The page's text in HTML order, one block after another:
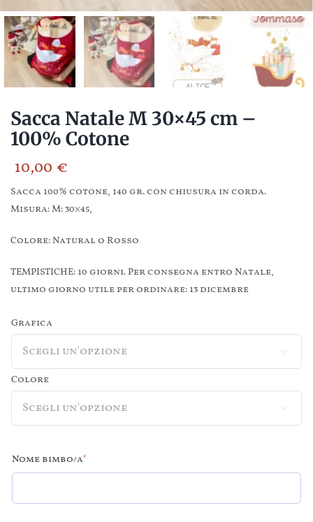
Sacca Natale M 30×45 cm –
100% Cotone
10,00 €
Sacca 100% cotone, 140 gr. con chiusura in corda.
Misura: M: 30×45,
Colore: Natural o Rosso
TEMPISTICHE: 10 giorni. Per consegna entro Natale,
ultimo giorno utile per ordinare: 13 dicembre
Grafica

Colore

Nome bimbo/a*(required)